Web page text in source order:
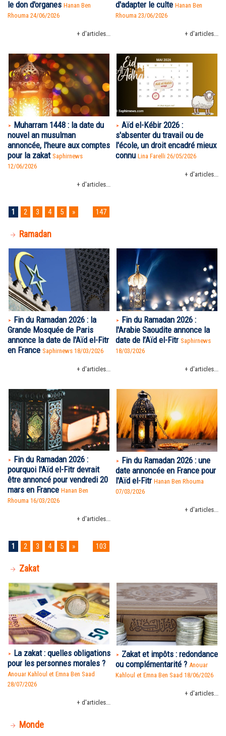
le don d'organes Hanan Ben
Rhouma 24/06/2026
+ d'articles...
d'adapter le culte Hanan Ben
Rhouma 23/06/2026
+ d'articles...
Muharram 1448 : la date du
nouvel an musulman
annoncée, l'heure aux comptes
pour la zakat Saphirnews
12/06/2026
+ d'articles...
Aïd el-Kébir 2026 :
s'absenter du travail ou de
l'école, un droit encadré mieux
connu Lina Farelli 26/05/2026
+ d'articles...
1 2 3 4 5 » 147
Ramadan
Fin du Ramadan 2026 : la
Grande Mosquée de Paris
annonce la date de l'Aïd el-Fitr
en France Saphirnews 18/03/2026
+ d'articles...
Fin du Ramadan 2026 :
l'Arabie Saoudite annonce la
date de l’Aïd el-Fitr Saphirnews
18/03/2026
+ d'articles...
Fin du Ramadan 2026 :
pourquoi l'Aïd el-Fitr devrait
être annoncé pour vendredi 20
mars en France Hanan Ben
Rhouma 16/03/2026
+ d'articles...
Fin du Ramadan 2026 : une
date annoncée en France pour
l'Aïd el-Fitr Hanan Ben Rhouma
07/03/2026
+ d'articles...
1 2 3 4 5 » 103
Zakat
La zakat : quelles obligations
pour les personnes morales ?
Anouar Kahloul et Emna Ben Saad
28/07/2026
+ d'articles...
Zakat et impôts : redondance
ou complémentarité ? Anouar
Kahloul et Emna Ben Saad 18/06/2026
+ d'articles...
Monde